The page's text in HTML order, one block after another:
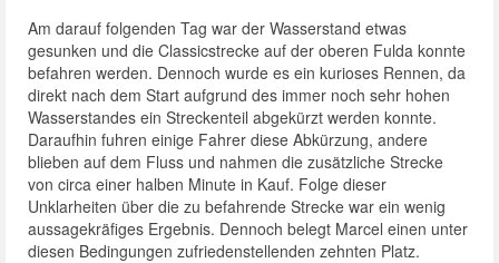
Am darauf folgenden Tag war der Wasserstand etwas
gesunken und die Classicstrecke auf der oberen Fulda konnte
befahren werden. Dennoch wurde es ein kurioses Rennen, da
direkt nach dem Start aufgrund des immer noch sehr hohen
Wasserstandes ein Streckenteil abgekürzt werden konnte.
Daraufhin fuhren einige Fahrer diese Abkürzung, andere
blieben auf dem Fluss und nahmen die zusätzliche Strecke
von circa einer halben Minute in Kauf. Folge dieser
Unklarheiten über die zu befahrende Strecke war ein wenig
aussagekräfiges Ergebnis. Dennoch belegt Marcel einen unter
diesen Bedingungen zufriedenstellenden zehnten Platz.